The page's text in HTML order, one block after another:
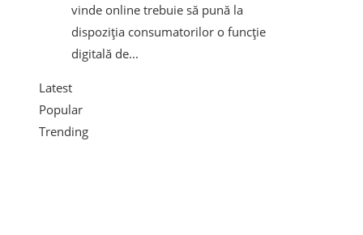
vinde online trebuie să pună la
dispoziția consumatorilor o funcție
digitală de...
Latest
Popular
Trending